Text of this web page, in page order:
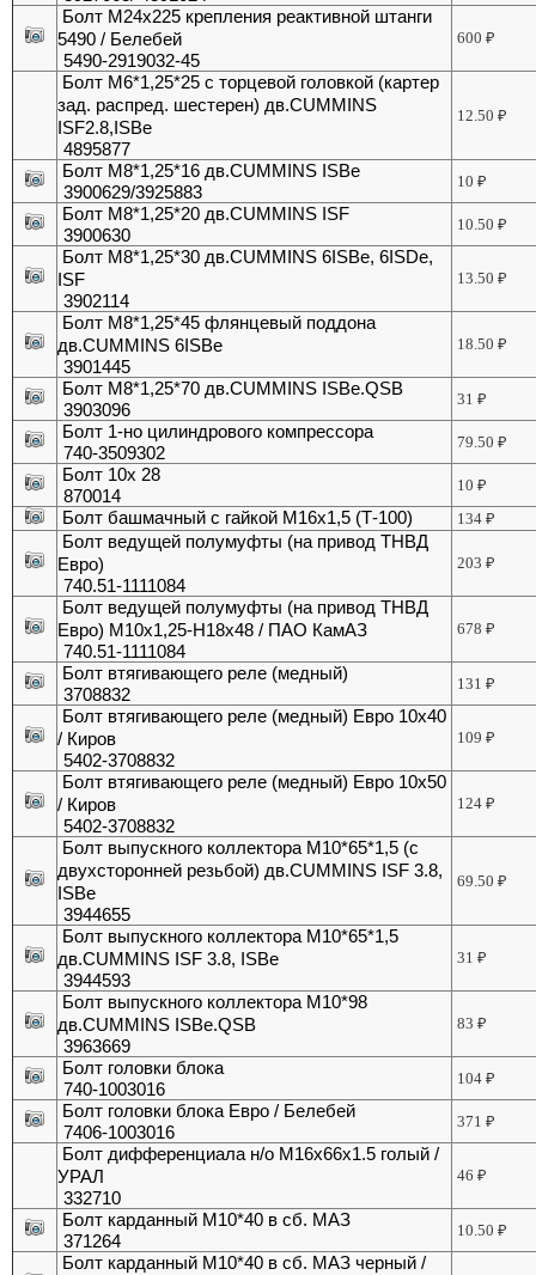
Болт М24х225 крепления реактивной штанги
5490 / Белебей
5490-2919032-45
600₽
Болт М6*1,25*25 с торцевой головкой (картер
зад. распред. шестерен) дв.CUMMINS
ISF2.8,ISBe
4895877
12.50₽
Болт М8*1,25*16 дв.CUMMINS ISBe
3900629/3925883
10₽
Болт М8*1,25*20 дв.CUMMINS ISF
3900630
10.50₽
Болт М8*1,25*30 дв.CUMMINS 6ISBe, 6ISDe,
ISF
3902114
13.50₽
Болт М8*1,25*45 флянцевый поддона
дв.CUMMINS 6ISBe
3901445
18.50₽
Болт М8*1,25*70 дв.CUMMINS ISBe.QSB
3903096
31₽
Болт 1-но цилиндрового компрессора
740-3509302
79.50₽
Болт 10х 28
870014
10₽
Болт башмачный с гайкой М16х1,5 (Т-100) 134₽
Болт ведущей полумуфты (на привод ТНВД
Евро)
740.51-1111084
203₽
Болт ведущей полумуфты (на привод ТНВД
Евро) М10х1,25-Н18х48 / ПАО КамАЗ
740.51-1111084
678₽
Болт втягивающего реле (медный)
3708832
131₽
Болт втягивающего реле (медный) Евро 10х40
/ Киров
5402-3708832
109₽
Болт втягивающего реле (медный) Евро 10х50
/ Киров
5402-3708832
124₽
Болт выпускного коллектора М10*65*1,5 (с
двухсторонней резьбой) дв.CUMMINS ISF 3.8,
ISBe
3944655
69.50₽
Болт выпускного коллектора М10*65*1,5
дв.CUMMINS ISF 3.8, ISBe
3944593
31₽
Болт выпускного коллектора М10*98
дв.CUMMINS ISBe.QSB
3963669
83₽
Болт головки блока
740-1003016
104₽
Болт головки блока Евро / Белебей
7406-1003016
371₽
Болт дифференциала н/о М16х66х1.5 голый /
УРАЛ
332710
46₽
Болт карданный М10*40 в сб. МАЗ
371264
10.50₽
Болт карданный М10*40 в сб. МАЗ черный /